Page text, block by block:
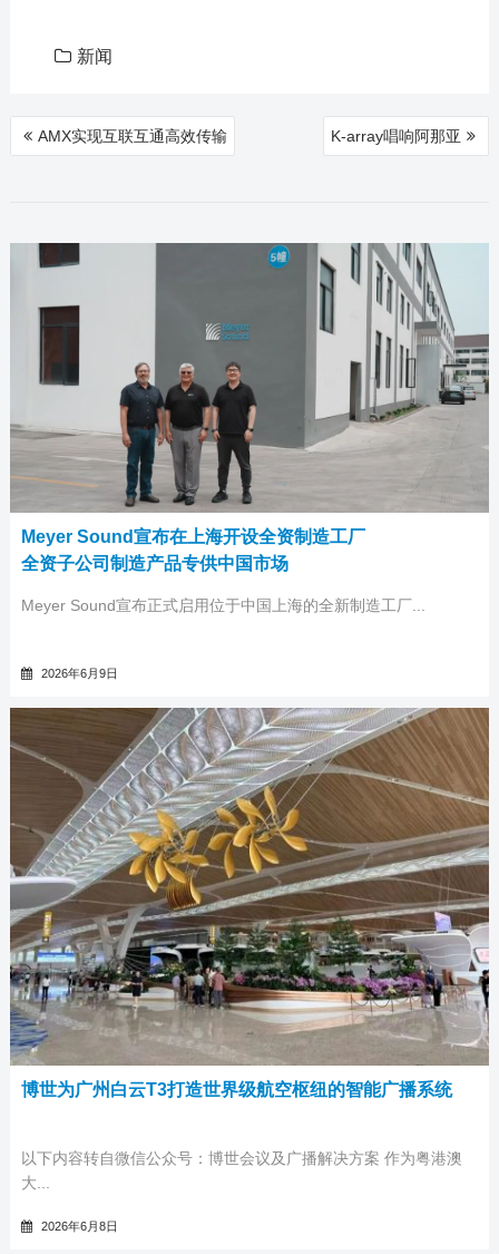
新闻
文
章
AMX实现互联互通高效传输 K-array唱响阿那亚
Meyer Sound宣布在上海开设全资制造工厂
全资子公司制造产品专供中国市场
Meyer Sound宣布正式启用位于中国上海的全新制造工厂...
2026年6月9日
博世为广州白云T3打造世界级航空枢纽的智能广播系统
以下内容转自微信公众号：博世会议及广播解决方案 作为粤港澳
大...
2026年6月8日